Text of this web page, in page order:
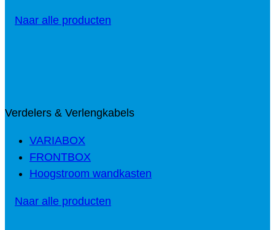
Naar alle producten
Verdelers & Verlengkabels
VARIABOX
FRONTBOX
Hoogstroom wandkasten
Naar alle producten